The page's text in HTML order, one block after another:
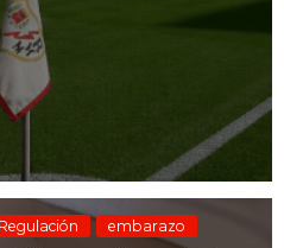
Regulación embarazo